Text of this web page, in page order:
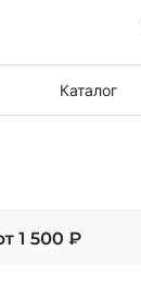
Каталог